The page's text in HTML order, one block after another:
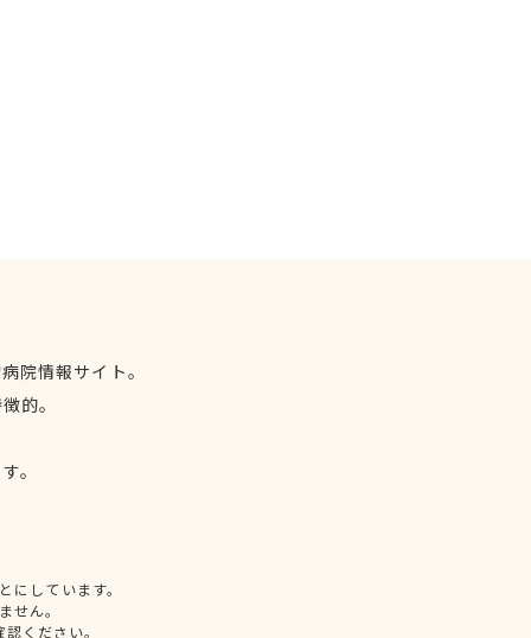
院情報サイト。
的。
。
しています。
せん。
ください。